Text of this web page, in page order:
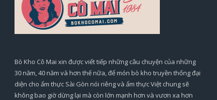
Bò Kho Cô Mai xin được viết tiếp những câu chuyện của những
30 năm, 40 năm và hơn thế nữa, để món bò kho truyền thống đại
diện cho ẩm thực Sài Gòn nói riêng và ẩm thực Việt chung sẽ
không bao giờ dừng lại mà còn lớn mạnh hơn và vươn xa hơn